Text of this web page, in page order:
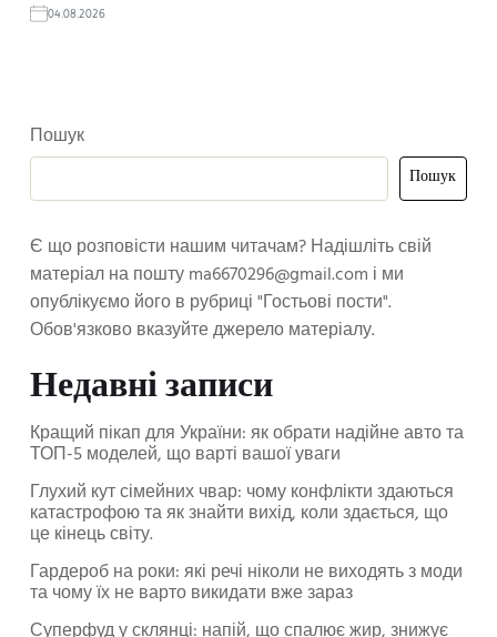
04.08.2026
Пошук
Пошук
Є що розповісти нашим читачам? Надішліть свій
матеріал на поштуma6670296@gmail.com і ми
опублікуємо його в рубриці "Гостьові пости".
Обов'язково вказуйте джерело матеріалу.
Недавні записи
Кращий пікап для України: як обрати надійне авто та
ТОП-5 моделей, що варті вашої уваги
Глухий кут сімейних чвар: чому конфлікти здаються
катастрофою та як знайти вихід, коли здається, що
це кінець світу.
Гардероб на роки: які речі ніколи не виходять з моди
та чому їх не варто викидати вже зараз